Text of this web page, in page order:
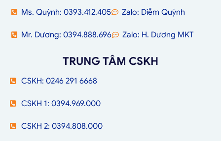
Ms. Quỳnh: 0393.412.405 Zalo: Diễm Quỳnh
Mr. Dương: 0394.888.696 Zalo: H. Dương MKT
TRUNG TÂM CSKH
CSKH: 0246 291 6668
CSKH 1: 0394.969.000
CSKH 2: 0394.808.000